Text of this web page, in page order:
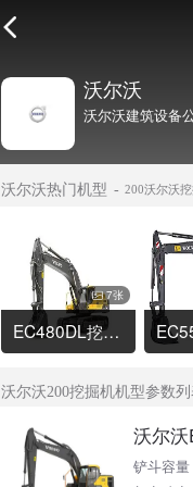
沃尔沃
沃尔沃建筑设备
沃尔沃热门机型 200沃尔沃
7张
EC480DL挖掘机
沃尔沃200挖掘机机型参数列
沃尔
铲斗容